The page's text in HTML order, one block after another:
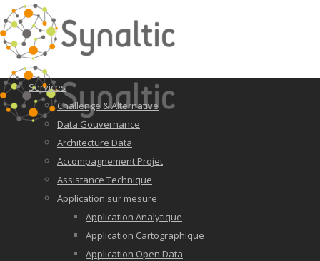
Services
Challenge & Alternative
Data Gouvernance
Architecture Data
Accompagnement Projet
Assistance Technique
Application sur mesure
Application Analytique
Application Cartographique
Application Open Data